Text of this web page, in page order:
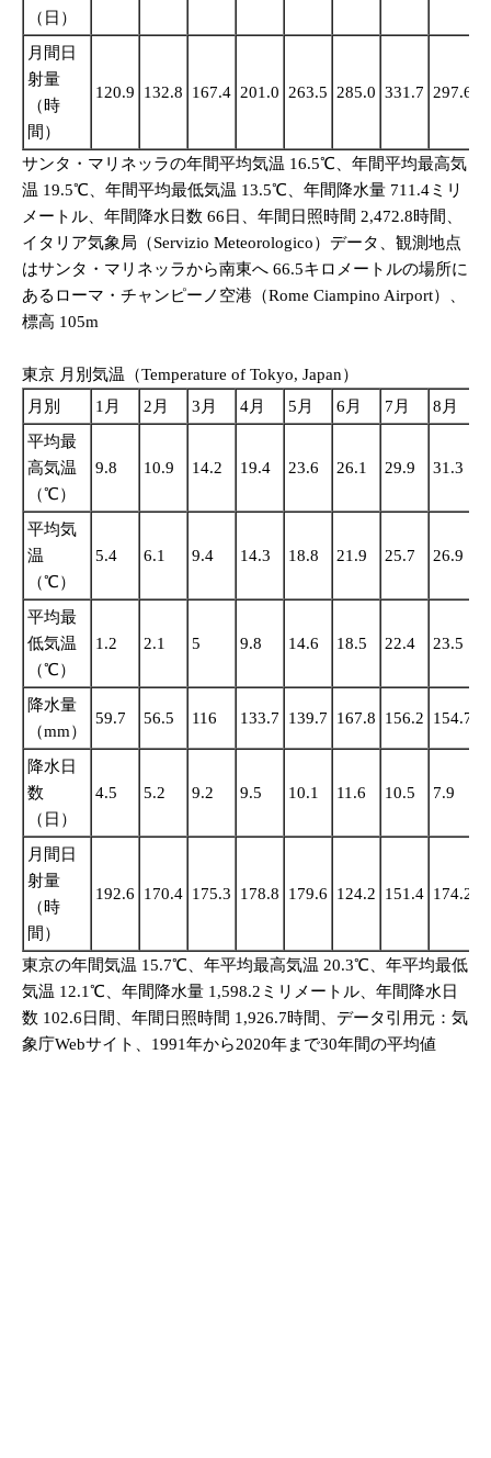
（日）
月間日
射量
（時
間）
120.9 132.8 167.4 201.0 263.5 285.0 331.7 297.6
サンタ・マリネッラの年間平均気温 16.5℃、年間平均最高気
温 19.5℃、年間平均最低気温 13.5℃、年間降水量 711.4ミリ
メートル、年間降水日数 66日、年間日照時間 2,472.8時間、
イタリア気象局（Servizio Meteorologico）データ、観測地点
はサンタ・マリネッラから南東へ 66.5キロメートルの場所に
あるローマ・チャンピーノ空港（Rome Ciampino Airport）、
標高 105m
東京 月別気温（Temperature of Tokyo, Japan）
月別
1月 2月 3月 4月 5月 6月 7月 8月
平均最
高気温
（℃）
9.8 10.9 14.2 19.4 23.6 26.1 29.9 31.3
平均気
温
（℃）
5.4 6.1 9.4 14.3 18.8 21.9 25.7 26.9
平均最
低気温
（℃）
1.2 2.1 5 9.8 14.6 18.5 22.4 23.5
降水量
（mm）
59.7 56.5 116 133.7 139.7 167.8 156.2 154.7
降水日
数
（日）
4.5 5.2 9.2 9.5 10.1 11.6 10.5 7.9
月間日
射量
（時
間）
192.6 170.4 175.3 178.8 179.6 124.2 151.4 174.2
東京の年間気温 15.7℃、年平均最高気温 20.3℃、年平均最低
気温 12.1℃、年間降水量 1,598.2ミリメートル、年間降水日
数 102.6日間、年間日照時間 1,926.7時間、データ引用元：気
象庁Webサイト、1991年から2020年まで30年間の平均値